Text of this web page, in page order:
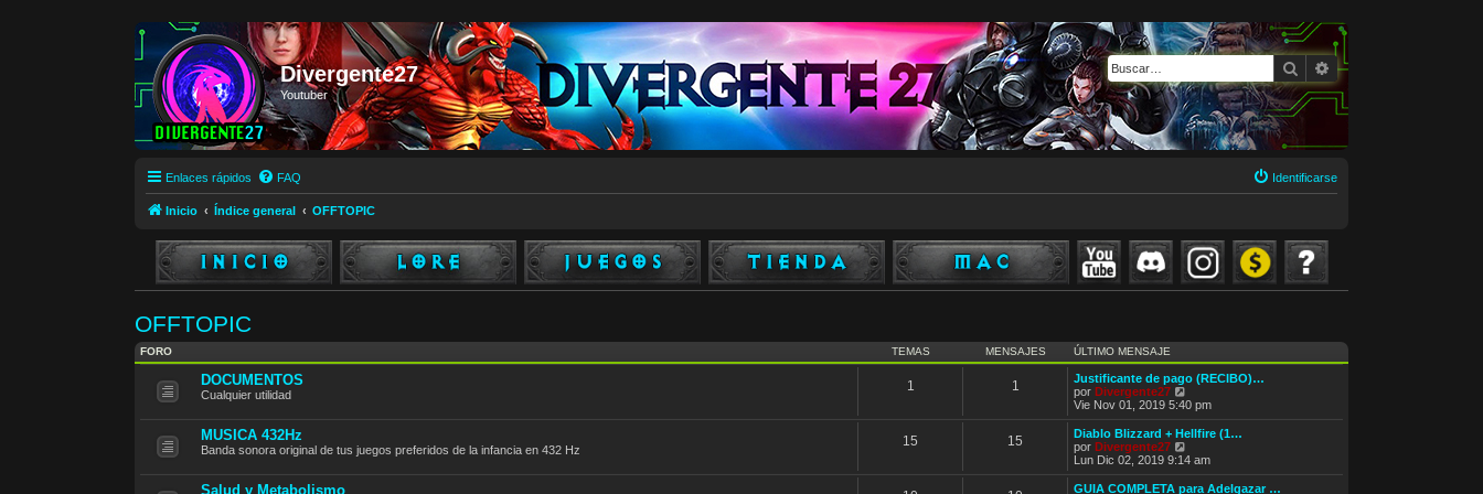
Divergente27
Youtuber
BuscarBúsqueda avanzada
Enlaces rápidos FAQ Identificarse
Inicio Índice general OFFTOPIC
OFFTOPIC
FORO TEMAS MENSAJES ÚLTIMO MENSAJE
DOCUMENTOS
Cualquier utilidad
1 1
Justificante de pago (RECIBO)…
por Divergente27
e
ú
t
Vie Nov 01, 2019 5:40 pm
MUSICA 432Hz
Banda sonora original de tus juegos preferidos de la infancia en 432 Hz
15 15
Diablo Blizzard + Hellfire (1…
por Divergente27
e
ú
Lun Dic 02, 2019 9:14 am
Salud y Metabolismo
GUIA COMPLETA para Adelgazar …